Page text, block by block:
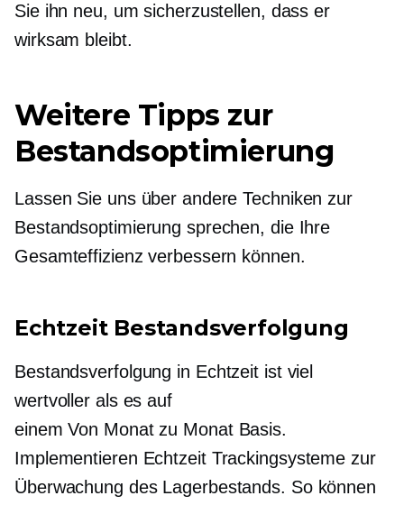
Sie ihn neu, um sicherzustellen, dass er
wirksam bleibt.
Weitere Tipps zur
Bestandsoptimierung
Lassen Sie uns über andere Techniken zur
Bestandsoptimierung sprechen, die Ihre
Gesamteffizienz verbessern können.
EchtzeitBestandsverfolgung
Bestandsverfolgung in Echtzeit ist viel
wertvoller als es auf
einemVon Monat zu MonatBasis.
Implementieren EchtzeitTrackingsysteme zur
Überwachung des Lagerbestands. So können